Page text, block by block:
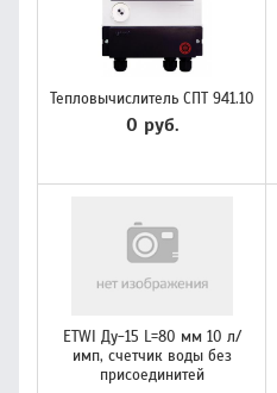
Тепловычислитель СПТ 941.10
0 руб.
ETWI Ду-15 L=80 мм 10 л/
имп, счетчик воды без
присоединитей